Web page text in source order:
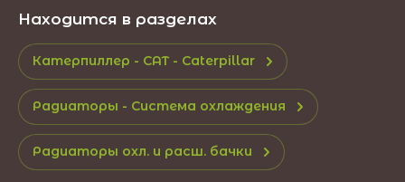
Находится в разделах
Катерпиллер - CAT - Caterpillar
Радиаторы - Система охлаждения
Радиаторы охл. и расш. бачки